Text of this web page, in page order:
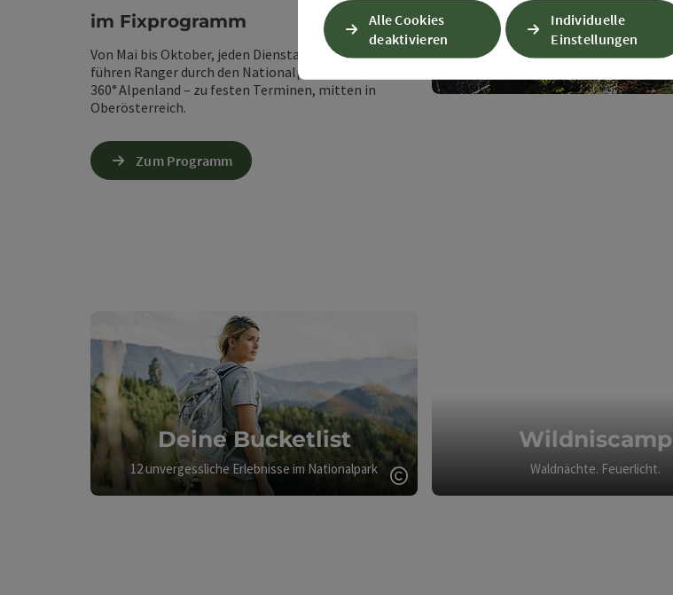
im Fixprogramm
Von Mai bis Oktober, jeden Dienstag und Samstag,
führen Ranger durch den Nationalpark Kalkalpen im
360° Alpenland – zu festen Terminen, mitten in
Oberösterreich.
Zum Programm
Deine Bucketlist
12 unvergessliche Erlebnisse im Nationalpark
Copyright öffnen
Wildniscamp
Waldnächte. Feuerlicht.
Alle Cookies
deaktivieren
Individuelle
Einstellungen